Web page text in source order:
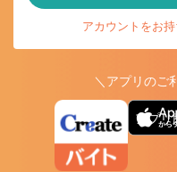
アカウントをお
＼アプリのご
アプリ